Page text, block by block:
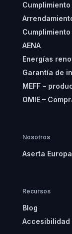
AENA
Energías
Garantía de
MEFF –
OMIE –
Nosotros
Aserta Europa
Recursos
Blog
Accesibilidad